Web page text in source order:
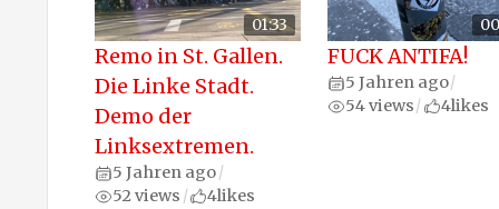
01:33
Remo in St. Gallen.
Die Linke Stadt.
Demo der
Linksextremen.
5 Jahren ago/
52 views / 4likes
FUCK ANTIFA!
5 Jahren ago/
54 views/ 4likes